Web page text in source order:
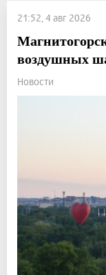
21:52, 4 авг 2026
воздушных
Новости